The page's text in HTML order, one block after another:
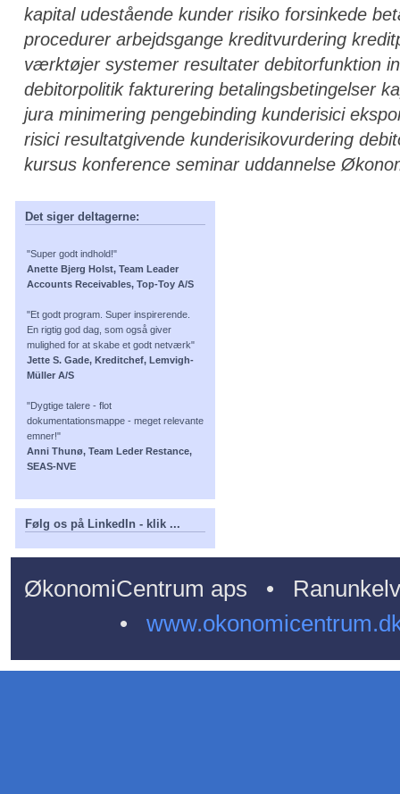
kapital udestående kunder risiko forsinkede
procedurer arbejdsgange kreditvurdering
værktøjer systemer resultater debitorfunktion
debitorpolitik fakturering betalingsbetingelser
jura minimering pengebinding kunderisici
risici resultatgivende kunderisikovurdering
kursus konference seminar uddannelse
Det siger deltagerne:
"Super godt indhold!"
Anette Bjerg Holst, Team Leader
Accounts Receivables, Top-Toy A/S
"Et godt program. Super inspirerende.
En rigtig god dag, som også giver
mulighed for at skabe et godt netværk"
Jette S. Gade, Kreditchef, Lemvigh-
Müller A/S
"Dygtige talere - flot
dokumentationsmappe - meget relevante
emner!"
Anni Thunø, Team Leder Restance,
SEAS-NVE
Følg os på LinkedIn - klik ...
ØkonomiCentrum aps •
•